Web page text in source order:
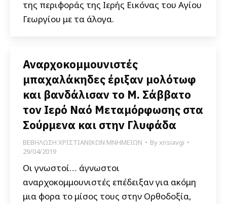
της περιφοράς της Ιερής Εικόνας του Αγίου
Γεωργίου με τα άλογα.
Αναρχοκομμουνιστές
μπαχαλάκηδες έριξαν μολότωφ
και βανδάλισαν το Μ. Σάββατο
τον Ιερό Ναό Μεταμόρφωσης στα
Σούρμενα και στην Γλυφάδα
ΒΕΒΗΛΩΣΗ ΧΡΙΣΤΙΑΝΙΚΩΝ ΜΝΗΜΕΙΩΝ Byxrisiavgi
29/04/2019
Οι γνωστοί… άγνωστοι
αναρχοκομμουνιστές επέδειξαν για ακόμη
μια φορα το μίσος τους στην Ορθοδοξία,